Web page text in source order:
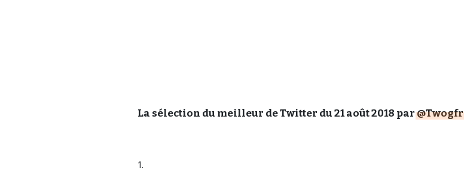
La sélection du meilleur de Twitter du 21 août 2018 par@Twogfr
1.